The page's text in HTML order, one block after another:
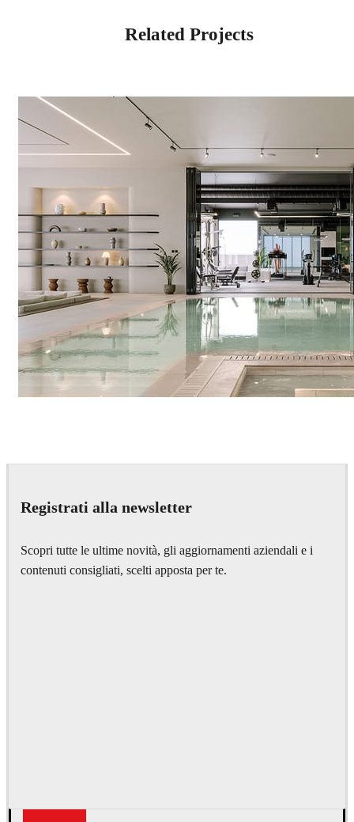
Related Projects
Registrati alla newsletter
Scopri tutte le ultime novità, gli aggiornamenti aziendali e i
contenuti consigliati, scelti apposta per te.